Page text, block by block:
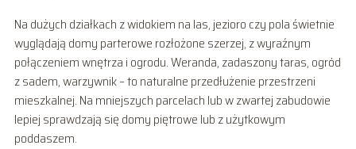
Na dużych działkach z widokiem na las, jezioro czy pola świetnie
wyglądają domy parterowe rozłożone szerzej, z wyraźnym
połączeniem wnętrza i ogrodu. Weranda, zadaszony taras, ogród
z sadem, warzywnik – to naturalne przedłużenie przestrzeni
mieszkalnej. Na mniejszych parcelach lub w zwartej zabudowie
lepiej sprawdzają się domy piętrowe lub z użytkowym
poddaszem.